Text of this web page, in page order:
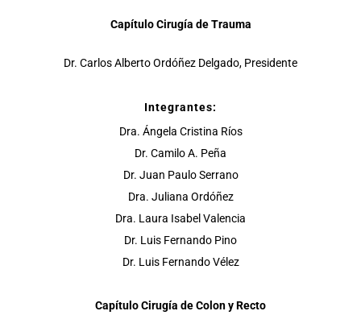
Capítulo Cirugía de Trauma
Dr. Carlos Alberto Ordóñez Delgado, Presidente
Integrantes:
Dra. Ángela Cristina Ríos
Dr. Camilo A. Peña
Dr. Juan Paulo Serrano
Dra. Juliana Ordóñez
Dra. Laura Isabel Valencia
Dr. Luis Fernando Pino
Dr. Luis Fernando Vélez
Capítulo Cirugía de Colon y Recto